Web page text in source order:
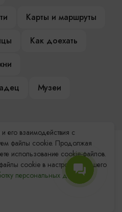
Карты и маршруты
Как доехать
Музеи
его взаимодействия с
файлы cookie. Продолжая
использование cookie-файлов.
cookie в настройках Вашего
персональных данных.